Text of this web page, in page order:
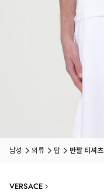
남성 의류 탑 반팔 티셔츠
VERSACE